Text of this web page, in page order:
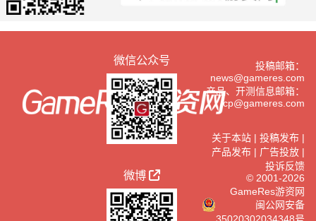
微信公众号
微博
投稿邮箱：
news@gameres.com
产品、开测信息邮箱：
cp@gameres.com
关于本站| 投稿发布|
产品发布| 广告投放|
投诉反馈
© 2001-2026
GameRes游资网
闽公网安备